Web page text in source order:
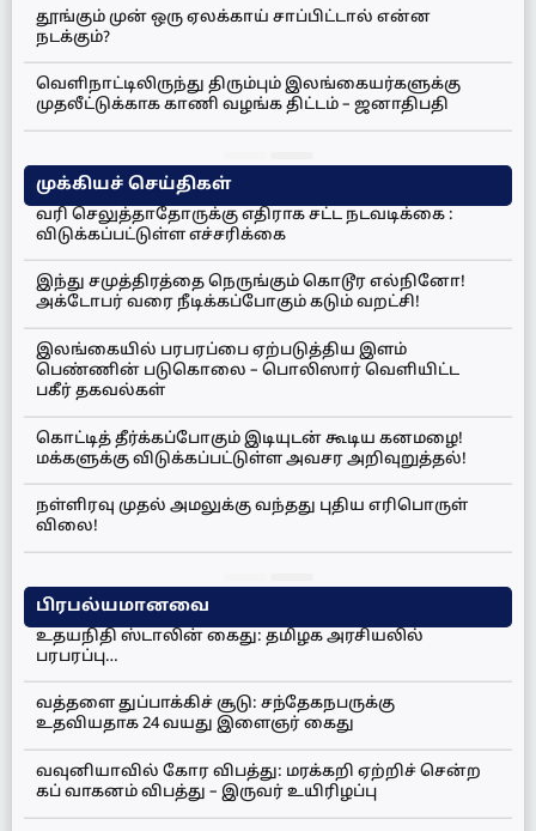
தூங்கும் முன் ஒரு ஏலக்காய் சாப்பிட்டால் என்ன
நடக்கும்?
வெளிநாட்டிலிருந்து திரும்பும் இலங்கையர்களுக்கு
முதலீட்டுக்காக காணி வழங்க திட்டம் – ஜனாதிபதி
முக்கியச் செய்திகள்
வரி செலுத்தாதோருக்கு எதிராக சட்ட நடவடிக்கை :
விடுக்கப்பட்டுள்ள எச்சரிக்கை
இந்து சமுத்திரத்தை நெருங்கும் கொடூர எல்நினோ!
அக்டோபர் வரை நீடிக்கப்போகும் கடும் வறட்சி!
இலங்கையில் பரபரப்பை ஏற்படுத்திய இளம்
பெண்ணின் படுகொலை – பொலிஸார் வெளியிட்ட
பகீர் தகவல்கள்
கொட்டித் தீர்க்கப்போகும் இடியுடன் கூடிய கனமழை!
மக்களுக்கு விடுக்கப்பட்டுள்ள அவசர அறிவுறுத்தல்!
நள்ளிரவு முதல் அமலுக்கு வந்தது புதிய எரிபொருள்
விலை!
பிரபல்யமானவை
உதயநிதி ஸ்டாலின் கைது: தமிழக அரசியலில்
பரபரப்பு…
வத்தளை துப்பாக்கிச் சூடு: சந்தேகநபருக்கு
உதவியதாக 24 வயது இளைஞர் கைது
வவுனியாவில் கோர விபத்து: மரக்கறி ஏற்றிச் சென்ற
கப் வாகனம் விபத்து – இருவர் உயிரிழப்பு